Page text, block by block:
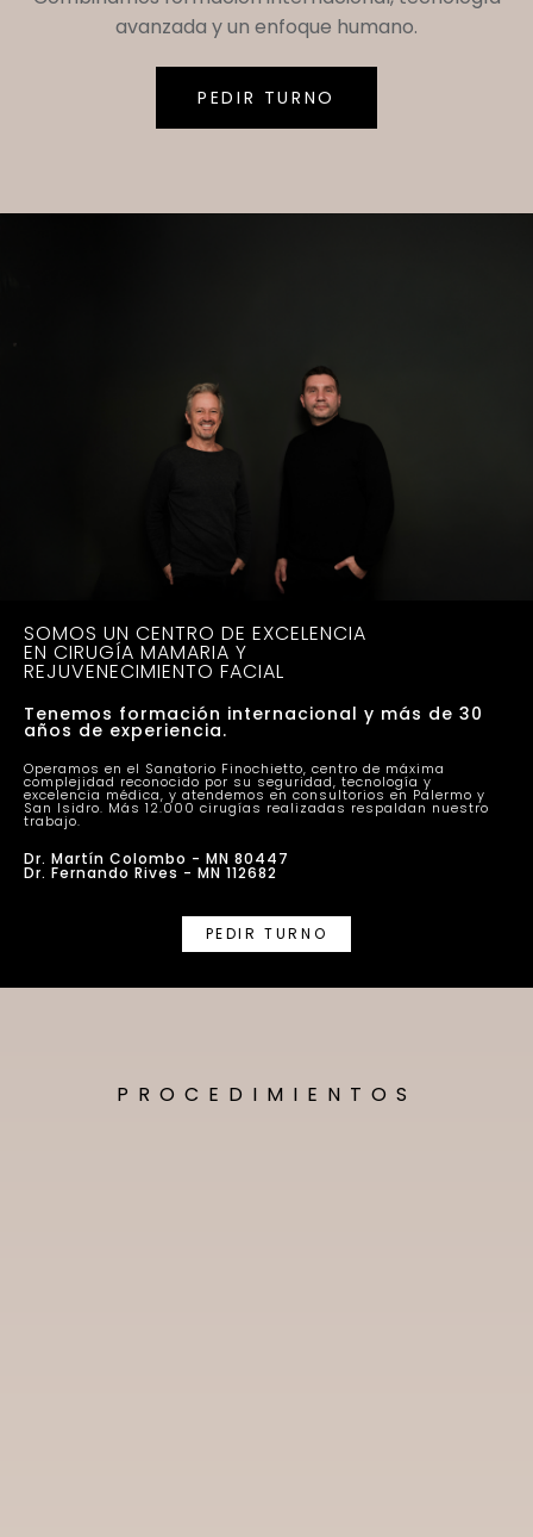
avanzada y un enfoque humano.
PEDIR TURNO
SOMOS UN CENTRO DE EXCELENCIA
EN CIRUGÍA MAMARIA Y
REJUVENECIMIENTO FACIAL
Tenemos formación internacional y más de 30
años de experiencia.
Operamos en el Sanatorio Finochietto, centro de máxima
complejidad reconocido por su seguridad, tecnología y
excelencia médica, y atendemos en consultorios en Palermo y
San Isidro. Más 12.000 cirugías realizadas respaldan nuestro
trabajo.
Dr. Martín Colombo - MN 80447
Dr. Fernando Rives - MN 112682
PEDIR TURNO
PROCEDIMIENTOS